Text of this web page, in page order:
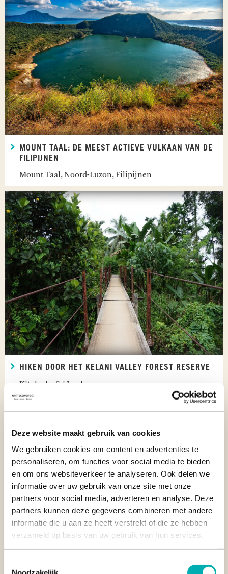
Deze website maakt gebruik van cookies
We gebruiken cookies om content en advertenties te
personaliseren, om functies voor social media te bieden
en om ons websiteverkeer te analyseren. Ook delen we
informatie over uw gebruik van onze site met onze
partners voor social media, adverteren en analyse. Deze
partners kunnen deze gegevens combineren met andere
informatie die u aan ze heeft verstrekt of die ze hebben
verzameld op basis van uw gebruik van hun services.
MOUNT TAAL: DE MEEST ACTIEVE VULKAAN VAN DE
FILIPIJNEN
Mount Taal, Noord-Luzon, Filipijnen
HIKEN DOOR HET KELANI VALLEY FOREST RESERVE
Kitulgala, Sri Lanka